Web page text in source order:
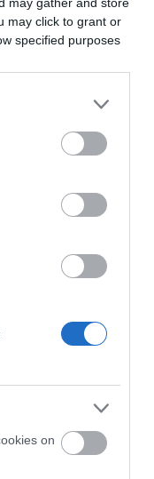
may gather and store
may click to grant or
specified purposes
on